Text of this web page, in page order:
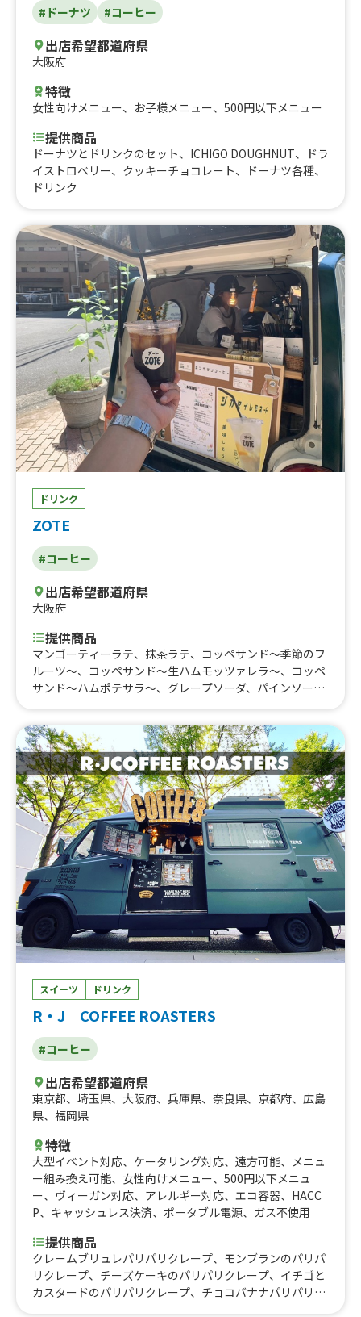
#ドーナツ #コーヒー
出店希望都道府県
大阪府
特徴
女性向けメニュー、 お子様メニュー、 500円以下メニュー
提供商品
ドーナツとドリンクのセット、ICHIGO DOUGHNUT、ドラ
イストロベリー、クッキーチョコレート、ドーナツ各種、
ドリンク
ドリンク
ZOTE
#コーヒー
出店希望都道府県
大阪府
提供商品
マンゴーティーラテ、抹茶ラテ、コッペサンド〜季節のフ
ルーツ〜、コッペサンド〜生ハムモッツァレラ〜、コッペ
サンド〜ハムポテサラ〜、グレープソーダ、パインソー
ナッツラテ、ヘーゼルナッツラテ、キャラメルラテ、レモ
ネード、カフェラテ、アイスコーヒー
スイーツ ドリンク
R・J COFFEE ROASTERS
#コーヒー
出店希望都道府県
東京都、 埼玉県、 大阪府、 兵庫県、 奈良県、 京都府、 広島
県、 福岡県
特徴
大型イベント対応、 ケータリング対応、 遠方可能、 メニュ
ー組み換え可能、 女性向けメニュー、 500円以下メニュ
ー、 ヴィーガン対応、 アレルギー対応、 エコ容器、 HACC
P、 キャッシュレス決済、 ポータブル電源、 ガス不使用
提供商品
クレームブリュレパリパリクレープ、モンブランのパリパ
リクレープ、チーズケーキのパリパリクレープ、イチゴと
カスタードのパリパリクレープ、チョコバナナパリパリク